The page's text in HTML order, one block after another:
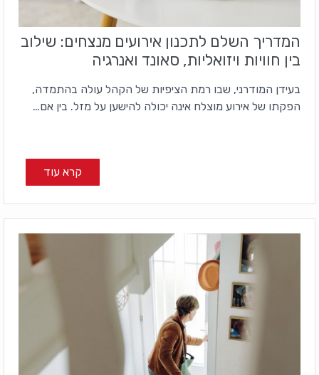
המדריך השלם לתכנון אירועים מנצחים: שילוב
בין חוויות ויזואליות, סאונד ואנרגיה
בעידן המודרני, שבו רמת הציפיות של הקהל עולה בהתמדה,
הפקתו של אירוע מוצלח אינה יכולה להישען על מזל. בין אם…
קרא עוד